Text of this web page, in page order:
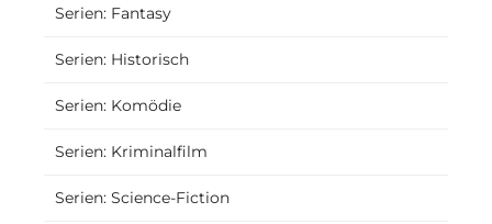
Serien: Fantasy
Serien: Historisch
Serien: Komödie
Serien: Kriminalfilm
Serien: Science-Fiction